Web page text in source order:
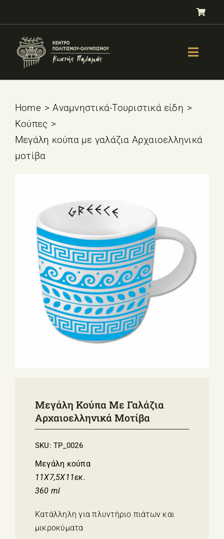
Toggle
ΟΛΥΜΠΙΣΜΟΣ
ΤΕΣΤ ΕΠΙΛΟΓΗΣ ΑΘΛΗΜΑΤΟΣ
ΒΙΒΛΙΑ
ΕΚΔΗΛΩΣΕΙΣ
ΣΧΕΤΙΚΑ ΜΕ ΕΜΑΣ
ΕΠΙΚΟΙΝΩΝΙΑ
Home
Αναμνηστικά-Τουριστικά είδη
Κούπες
Μεγάλη κούπα με γαλάζια Αρχαιοελληνικά
μοτίβα
Μεγάλη Κούπα Με Γαλάζια
Αρχαιοελληνικά Μοτίβα
SKU:TP_0026
Μεγάλη κούπα
11Χ7,5Χ11εκ.
360 ml
Κατάλληλη για πλυντήριο πιάτων και
μικροκύματα